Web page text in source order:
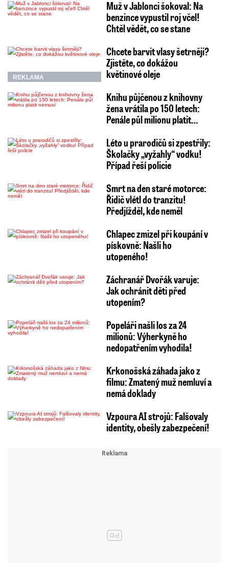
Muž v Jablonci šokoval: Na
benzince vypustil roj včel!
Chtěl vědět, co se stane
REKLAMA
Chcete barvit vlasy šetrněji?
Zjistěte, co dokážou
květinové oleje
Knihu půjčenou z knihovny
žena vrátila po 150 letech:
Penále půl milionu platit…
Léto u prarodičů si zpestřily:
Školačky „vyžahly“ vodku!
Případ řeší policie
Smrt na den staré motorce:
Řidič vlétl do tranzitu!
Předjížděl, kde neměl
Chlapec zmizel při koupání v
pískovně: Našli ho
utopeného!
Záchranář Dvořák varuje:
Jak ochránit děti před
utopením?
Popeláři našli los za 24
milionů: Výherkyně ho
nedopatřením vyhodila!
Krkonošská záhada jako z
filmu: Zmatený muž nemluví a
nemá doklady
Vzpoura AI strojů: Falšovaly
identity, obešly zabezpečení!